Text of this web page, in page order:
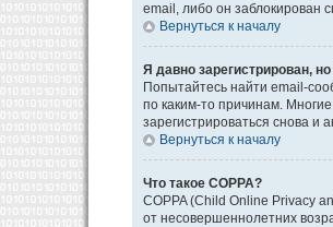
email, либо он заблокирован
Вернуться к началу
Я давно зарегистрирован,
Попытайтесь найти email-
по каким-то причинам.
зарегистрироваться снова и
Вернуться к началу
Что такое COPPA?
COPPA (Child Online Privacy
от несовершеннолетних